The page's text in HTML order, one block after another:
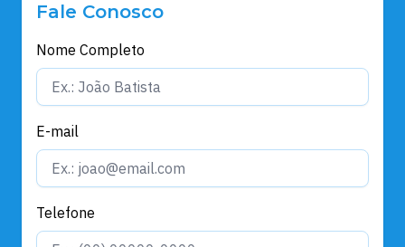
Fale Conosco
Nome Completo
E-mail
Telefone